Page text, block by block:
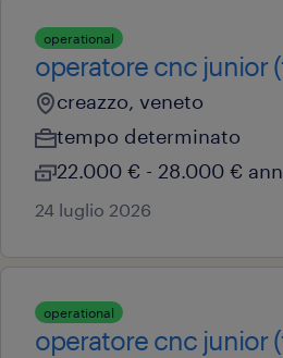
operational
operatore cnc junior
creazzo, veneto
tempo determinato
22.000 € - 28.000 €
24 luglio 2026
operational
operatore cnc junior